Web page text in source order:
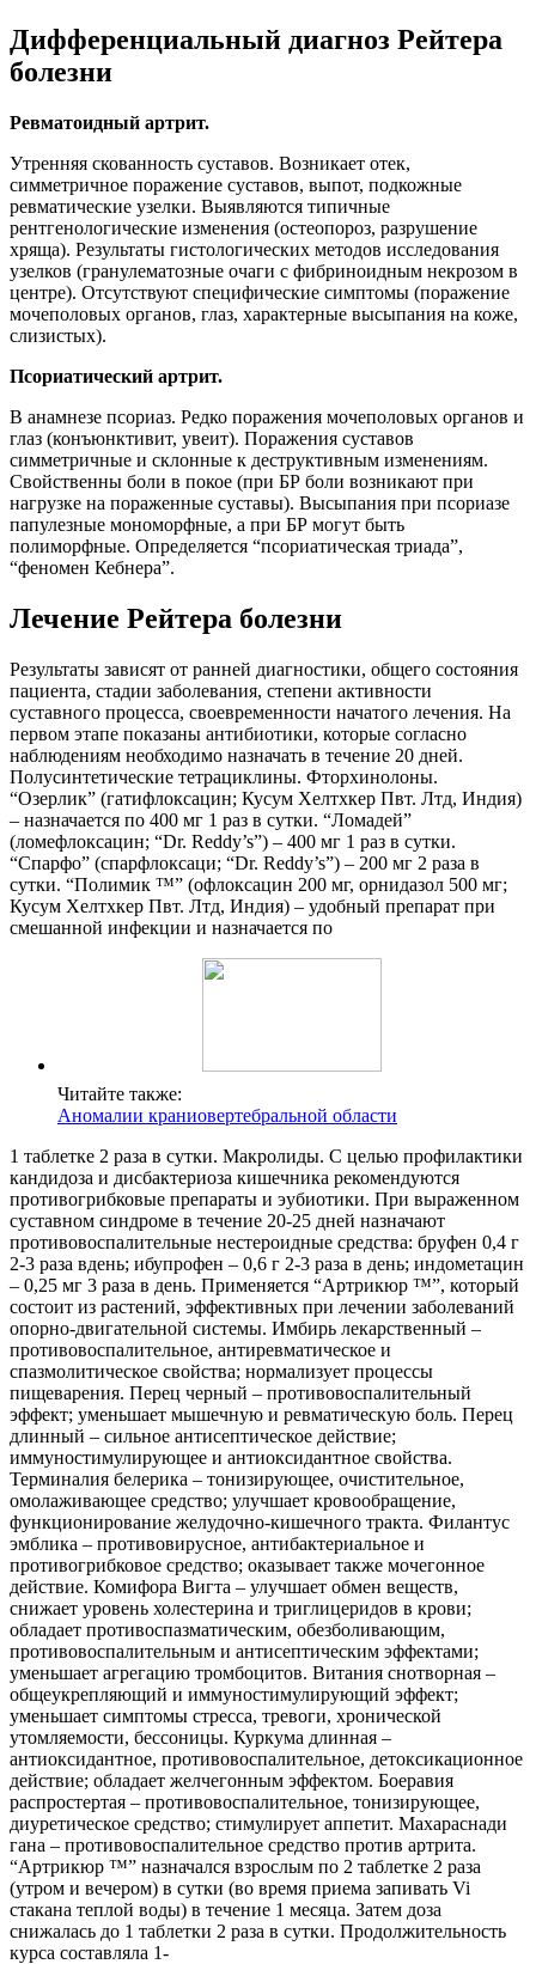
Дифференциальный диагноз Рейтера
болезни
Ревматоидный артрит.
Утренняя скованность суставов. Возникает отек,
симметричное поражение суставов, выпот, подкожные
ревматические узелки. Выявляются типичные
рентгенологические изменения (остеопороз, разрушение
хряща). Результаты гистологических методов исследования
узелков (гранулематозные очаги с фибриноидным некрозом в
центре). Отсутствуют специфические симптомы (поражение
мочеполовых органов, глаз, характерные высыпания на коже,
слизистых).
Псориатический артрит.
В анамнезе псориаз. Редко поражения мочеполовых органов и
глаз (конъюнктивит, увеит). Поражения суставов
симметричные и склонные к деструктивным изменениям.
Свойственны боли в покое (при БР боли возникают при
нагрузке на пораженные суставы). Высыпания при псориазе
папулезные мономорфные, а при БР могут быть
полиморфные. Определяется “псориатическая триада”,
“феномен Кебнера”.
Лечение Рейтера болезни
Результаты зависят от ранней диагностики, общего состояния
пациента, стадии заболевания, степени активности
суставного процесса, своевременности начатого лечения. На
первом этапе показаны антибиотики, которые согласно
наблюдениям необходимо назначать в течение 20 дней.
Полусинтетические тетрациклины. Фторхинолоны.
“Озерлик” (гатифлоксацин; Кусум Хелтхкер Пвт. Лтд, Индия)
– назначается по 400 мг 1 раз в сутки. “Ломадей”
(ломефлоксацин; “Dr. Reddy’s”) – 400 мг 1 раз в сутки.
“Спарфо” (спарфлоксаци; “Dr. Reddy’s”) – 200 мг 2 раза в
сутки. “Полимик ™” (офлоксацин 200 мг, орнидазол 500 мг;
Кусум Хелтхкер Пвт. Лтд, Индия) – удобный препарат при
смешанной инфекции и назначается по
Читайте также:
Аномалии краниовертебральной области
1 таблетке 2 раза в сутки. Макролиды. С целью профилактики
кандидоза и дисбактериоза кишечника рекомендуются
противогрибковые препараты и эубиотики. При выраженном
суставном синдроме в течение 20-25 дней назначают
противовоспалительные нестероидные средства: бруфен 0,4 г
2-3 раза вдень; ибупрофен – 0,6 г 2-3 раза в день; индометацин
– 0,25 мг 3 раза в день. Применяется “Артрикюр ™”, который
состоит из растений, эффективных при лечении заболеваний
опорно-двигательной системы. Имбирь лекарственный –
противовоспалительное, антиревматическое и
спазмолитическое свойства; нормализует процессы
пищеварения. Перец черный – противовоспалительный
эффект; уменьшает мышечную и ревматическую боль. Перец
длинный – сильное антисептическое действие;
иммуностимулирующее и антиоксидантное свойства.
Терминалия белерика – тонизирующее, очистительное,
омолаживающее средство; улучшает кровообращение,
функционирование желудочно-кишечного тракта. Филантус
эмблика – противовирусное, антибактериальное и
противогрибковое средство; оказывает также мочегонное
действие. Комифора Вигта – улучшает обмен веществ,
снижает уровень холестерина и триглицеридов в крови;
обладает противоспазматическим, обезболивающим,
противовоспалительным и антисептическим эффектами;
уменьшает агрегацию тромбоцитов. Витания снотворная –
общеукрепляющий и иммуностимулирующий эффект;
уменьшает симптомы стресса, тревоги, хронической
утомляемости, бессоницы. Куркума длинная –
антиоксидантное, противовоспалительное, детоксикационное
действие; обладает желчегонным эффектом. Боеравия
распростертая – противовоспалительное, тонизирующее,
диуретическое средство; стимулирует аппетит. Махараснади
гана – противовоспалительное средство против артрита.
“Артрикюр ™” назначался взрослым по 2 таблетке 2 раза
(утром и вечером) в сутки (во время приема запивать Vi
стакана теплой воды) в течение 1 месяца. Затем доза
снижалась до 1 таблетки 2 раза в сутки. Продолжительность
курса составляла 1-